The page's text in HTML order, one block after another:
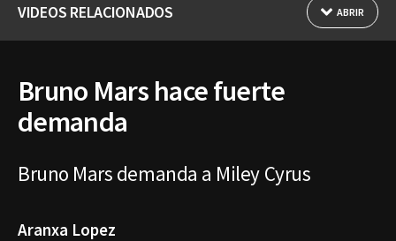
VIDEOS RELACIONADOS ABRIR
Bruno Mars hace fuerte
demanda
Bruno Mars demanda a Miley Cyrus
Aranxa Lopez